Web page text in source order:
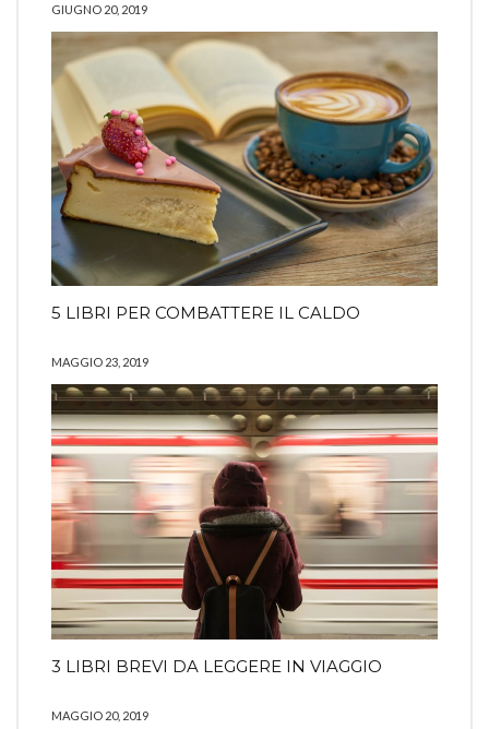
GIUGNO 20, 2019
5 LIBRI PER COMBATTERE IL CALDO
MAGGIO 23, 2019
3 LIBRI BREVI DA LEGGERE IN VIAGGIO
MAGGIO 20, 2019